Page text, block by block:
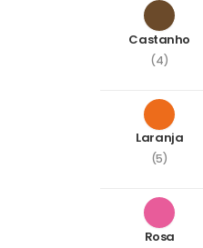
Castanho
(4)
Laranja
(5)
Rosa